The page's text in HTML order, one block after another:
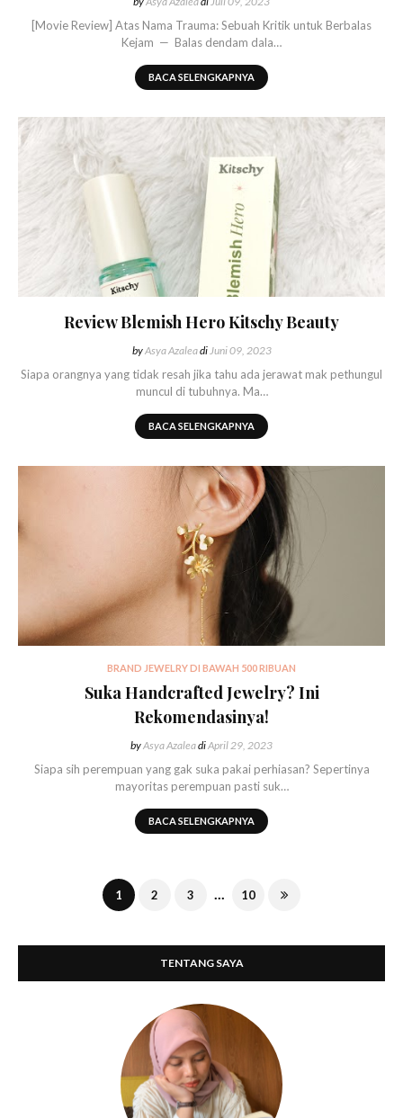
[Movie Review] Atas Nama Trauma: Sebuah Kritik untuk Berbalas
Kejam — Balas dendam dala…
BACA SELENGKAPNYA
Review Blemish Hero Kitschy Beauty
byAsya AzaleadiJuni 09, 2023
Siapa orangnya yang tidak resah jika tahu ada jerawat mak pethungul
muncul di tubuhnya. Ma…
BACA SELENGKAPNYA
BRAND JEWELRY DI BAWAH 500 RIBUAN
Suka Handcrafted Jewelry? Ini
Rekomendasinya!
byAsya AzaleadiApril 29, 2023
Siapa sih perempuan yang gak suka pakai perhiasan? Sepertinya
mayoritas perempuan pasti suk…
BACA SELENGKAPNYA
1 2 3 ... 10
TENTANG SAYA